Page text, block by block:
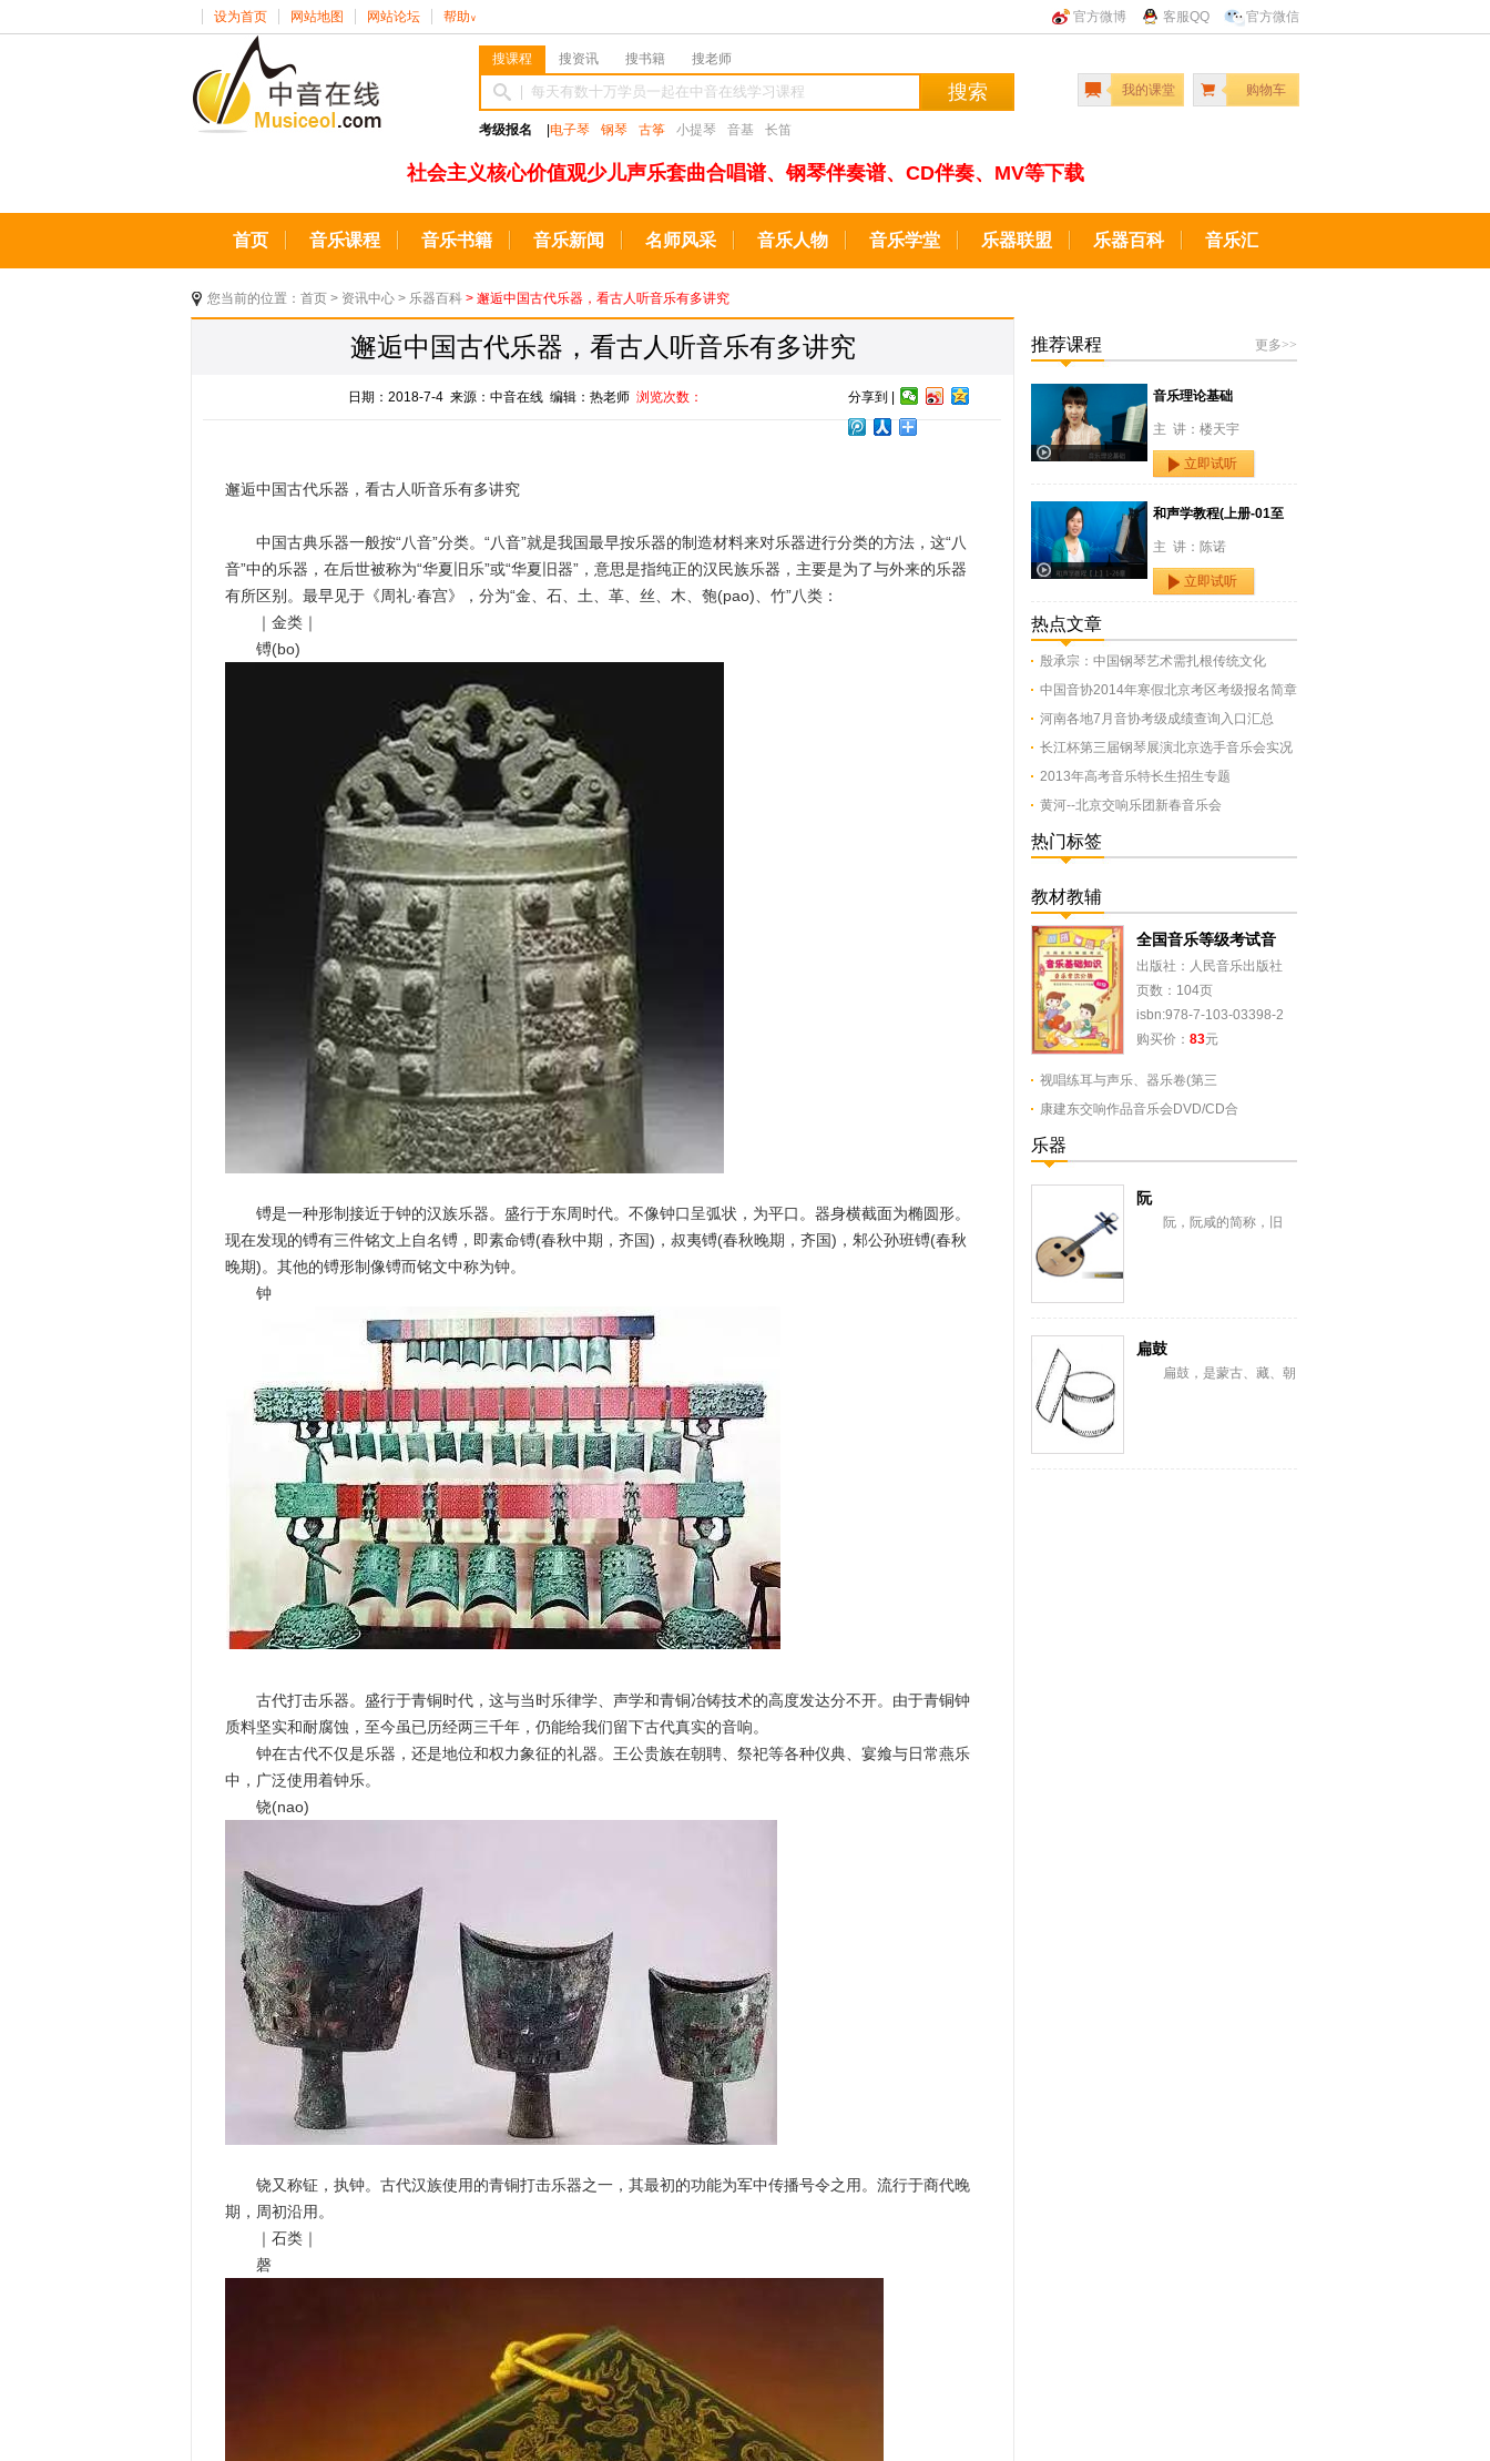
官方微博 客服QQ 官方微信
设为首页 网站地图 网站论坛 帮助 ∨
搜课程 搜资讯 搜书籍 搜老师
搜索
考级报名 电子琴 钢琴 古筝 小提琴 音基 长笛
我的课堂 购物车
社会主义核心价值观少儿声乐套曲合唱谱、钢琴伴奏谱、CD伴奏、MV等下载
首页 音乐课程 音乐书籍 音乐新闻 名师风采 音乐人物 音乐学堂 乐器联盟 乐器百科 音乐汇
您当前的位置： 首页 > 资讯中心 > 乐器百科 > 邂逅中国古代乐器，看古人听音乐有多讲究
邂逅中国古代乐器，看古人听音乐有多讲究
分享到 |
日期：2018-7-4 来源：中音在线 编辑：热老师 浏览次数：
邂逅中国古代乐器，看古人听音乐有多讲究
中国古典乐器一般按“八音”分类。“八音”就是我国最早按乐器的制造材料来对乐器进行分类的方法，这“八
音”中的乐器，在后世被称为“华夏旧乐”或“华夏旧器”，意思是指纯正的汉民族乐器，主要是为了与外来的乐器
有所区别。最早见于《周礼·春宫》，分为“金、石、土、革、丝、木、匏(pao)、竹”八类：
｜金类｜
镈(bo)
镈是一种形制接近于钟的汉族乐器。盛行于东周时代。不像钟口呈弧状，为平口。器身横截面为椭圆形。
现在发现的镈有三件铭文上自名镈，即素命镈(春秋中期，齐国)，叔夷镈(春秋晚期，齐国)，邾公孙班镈(春秋
晚期)。其他的镈形制像镈而铭文中称为钟。
钟
古代打击乐器。盛行于青铜时代，这与当时乐律学、声学和青铜冶铸技术的高度发达分不开。由于青铜钟
质料坚实和耐腐蚀，至今虽已历经两三千年，仍能给我们留下古代真实的音响。
钟在古代不仅是乐器，还是地位和权力象征的礼器。王公贵族在朝聘、祭祀等各种仪典、宴飨与日常燕乐
中，广泛使用着钟乐。
铙(nao)
铙又称钲，执钟。古代汉族使用的青铜打击乐器之一，其最初的功能为军中传播号令之用。流行于商代晚
期，周初沿用。
｜石类｜
磬
更多>>
推荐课程
音乐理论基础
主 讲：楼天宇
立即试听
和声学教程(上册-01至
主 讲：陈诺
立即试听
热点文章
殷承宗：中国钢琴艺术需扎根传统文化
中国音协2014年寒假北京考区考级报名简章
河南各地7月音协考级成绩查询入口汇总
长江杯第三届钢琴展演北京选手音乐会实况
2013年高考音乐特长生招生专题
黄河--北京交响乐团新春音乐会
热门标签
教材教辅
全国音乐等级考试音
出版社：人民音乐出版社
页数：104页
isbn:978-7-103-03398-2
购买价： 83元
视唱练耳与声乐、器乐卷(第三
康建东交响作品音乐会DVD/CD合
乐器
阮
阮，阮咸的简称，旧
扁鼓
扁鼓，是蒙古、藏、朝